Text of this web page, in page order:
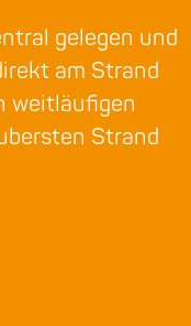
gelegen und
am Strand
weitläufigen
Strand